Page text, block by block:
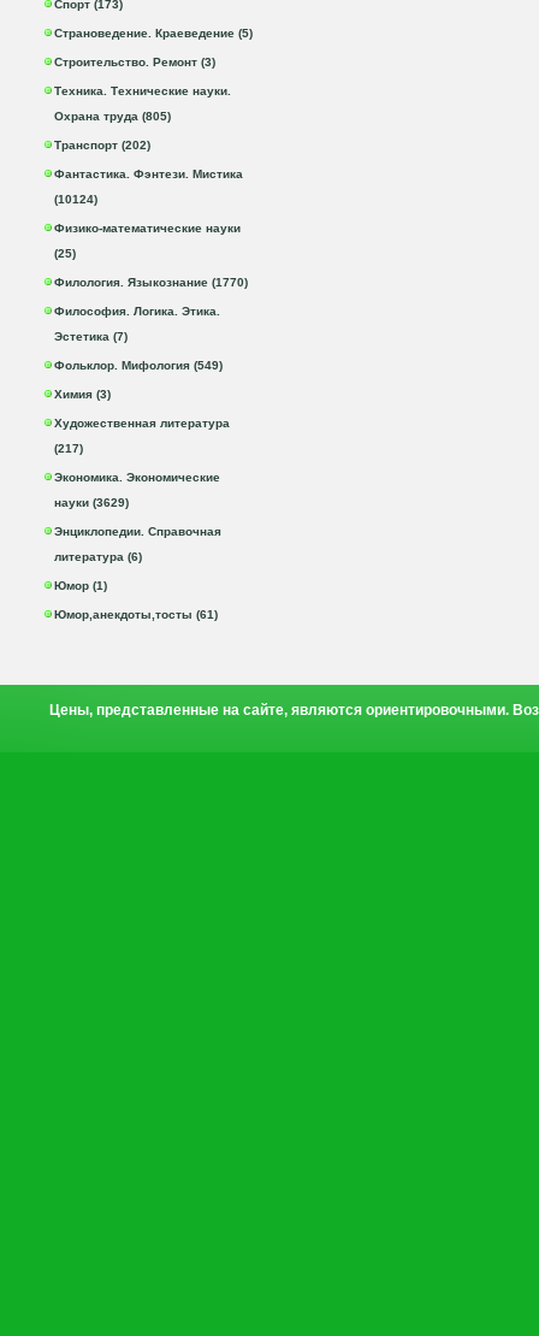
Спорт (173)
Страноведение. Краеведение (5)
Строительство. Ремонт (3)
Техника. Технические науки.
Охрана труда (805)
Транспорт (202)
Фантастика. Фэнтези. Мистика
(10124)
Физико-математические науки
(25)
Филология. Языкознание (1770)
Философия. Логика. Этика.
Эстетика (7)
Фольклор. Мифология (549)
Химия (3)
Художественная литература
(217)
Экономика. Экономические
науки (3629)
Энциклопедии. Справочная
литература (6)
Юмор (1)
Юмор,анекдоты,тосты (61)
Цены, представленные на сайте, являются ориентировочными.